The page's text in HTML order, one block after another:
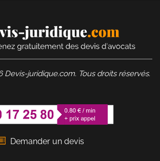
Devis-juridique.com. Tous droits réservés.
Demander un devis